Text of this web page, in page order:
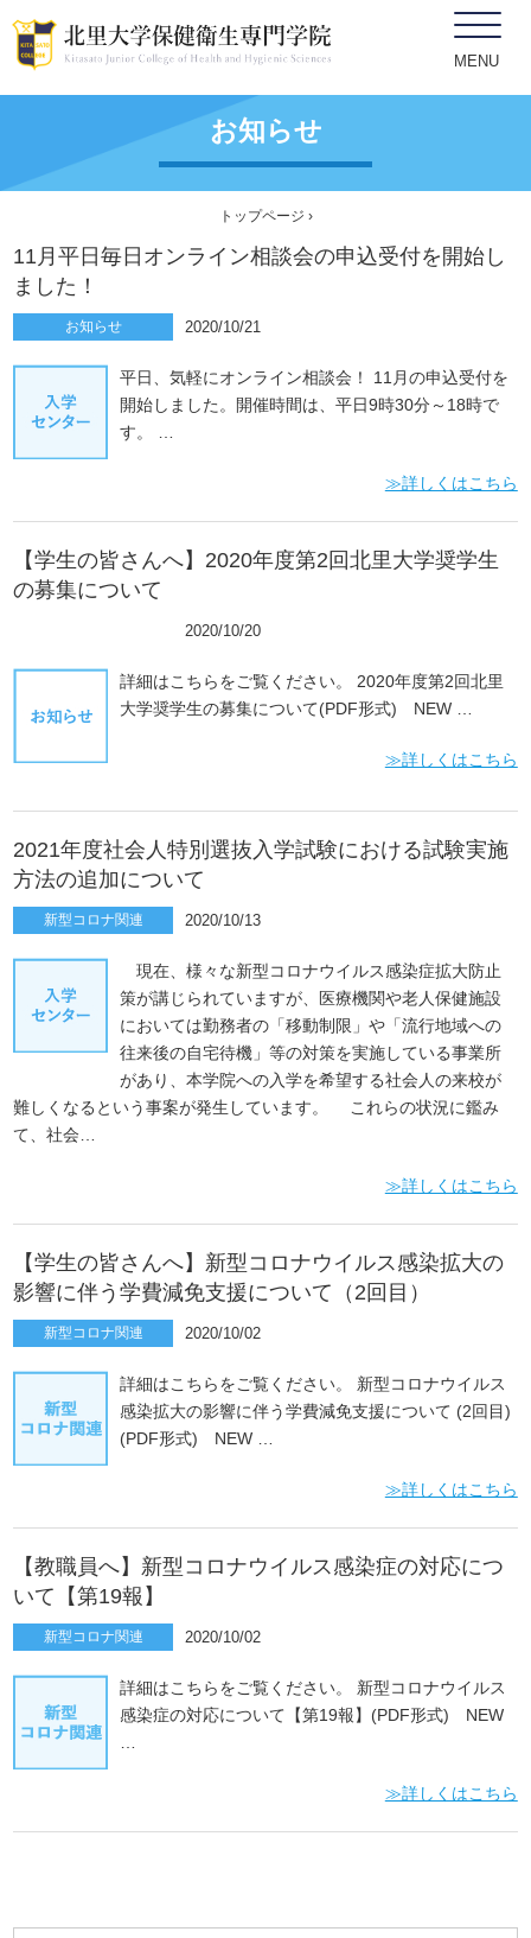
MENU
お知らせ
トップページ ›
11月平日毎日オンライン相談会の申込受付を開始し
ました！
お知らせ 2020/10/21
平日、気軽にオンライン相談会！ 11月の申込受付を
開始しました。開催時間は、平日9時30分～18時で
す。 …
≫詳しくはこちら
【学生の皆さんへ】2020年度第2回北里大学奨学生
の募集について
2020/10/20
詳細はこちらをご覧ください。 2020年度第2回北里
大学奨学生の募集について(PDF形式) NEW …
≫詳しくはこちら
2021年度社会人特別選抜入学試験における試験実施
方法の追加について
新型コロナ関連 2020/10/13
現在、様々な新型コロナウイルス感染症拡大防止
策が講じられていますが、医療機関や老人保健施設
においては勤務者の「移動制限」や「流行地域への
往来後の自宅待機」等の対策を実施している事業所
があり、本学院への入学を希望する社会人の来校が
難しくなるという事案が発生しています。 これらの状況に鑑み
て、社会…
≫詳しくはこちら
【学生の皆さんへ】新型コロナウイルス感染拡大の
影響に伴う学費減免支援について（2回目）
新型コロナ関連 2020/10/02
詳細はこちらをご覧ください。 新型コロナウイルス
感染拡大の影響に伴う学費減免支援について (2回目)
(PDF形式) NEW …
≫詳しくはこちら
【教職員へ】新型コロナウイルス感染症の対応につ
いて【第19報】
新型コロナ関連 2020/10/02
詳細はこちらをご覧ください。 新型コロナウイルス
感染症の対応について【第19報】(PDF形式) NEW
≫詳しくはこちら